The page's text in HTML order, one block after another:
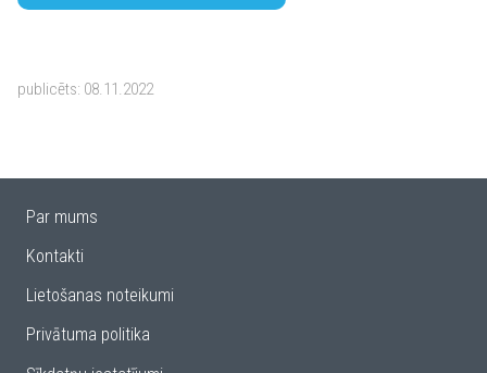
publicēts: 08.11.2022
Par mums
Kontakti
Lietošanas noteikumi
Privātuma politika